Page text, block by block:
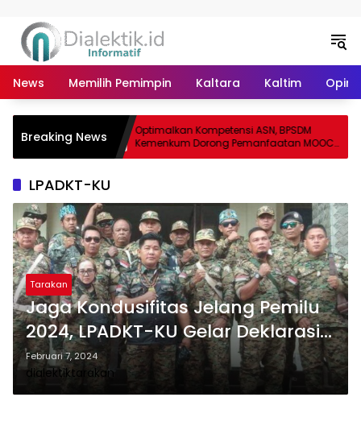
News Memilih Pemimpin Kaltara Kaltim Opini
Breaking News
Biro
Semangat
Optimalkan Kompetensi ASN, BPSDM
Kemenkum Dorong Pemanfaatan MOOC
sebagai Sarana Belajar Mandiri
LPADKT-KU
Tarakan
Jaga Kondusifitas Jelang Pemilu
2024, LPADKT-KU Gelar Deklarasi
Damai
Februari 7, 2024
dialektiktarakan